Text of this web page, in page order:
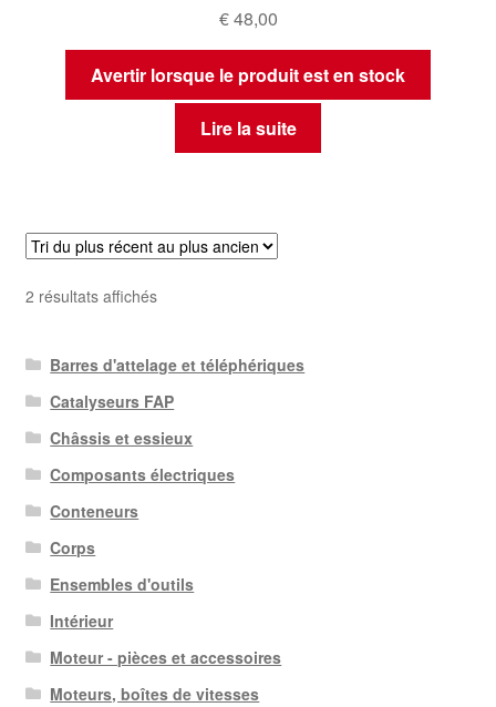
€48,00
Avertir lorsque le produit est en stock
Lire la suite
2 résultats affichésTrié
récent
au
plus
ancien
Barres d'attelage et téléphériques
Catalyseurs FAP
Châssis et essieux
Composants électriques
Conteneurs
Corps
Ensembles d'outils
Intérieur
Moteur - pièces et accessoires
Moteurs, boîtes de vitesses